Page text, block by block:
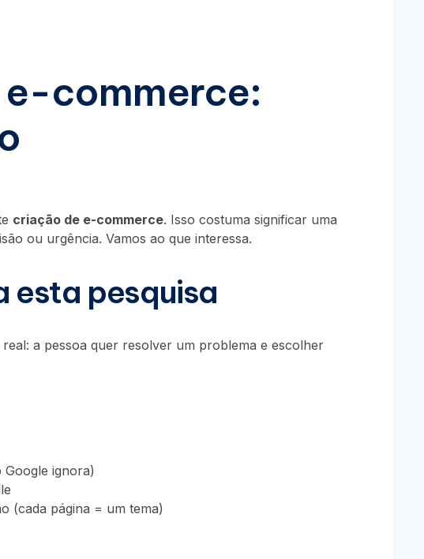
commerce:
criação de e-commerce. Isso costuma significar uma
ou urgência. Vamos ao que interessa.
esta pesquisa
a pessoa quer resolver um problema e escolher
ignora)
(cada página = um tema)